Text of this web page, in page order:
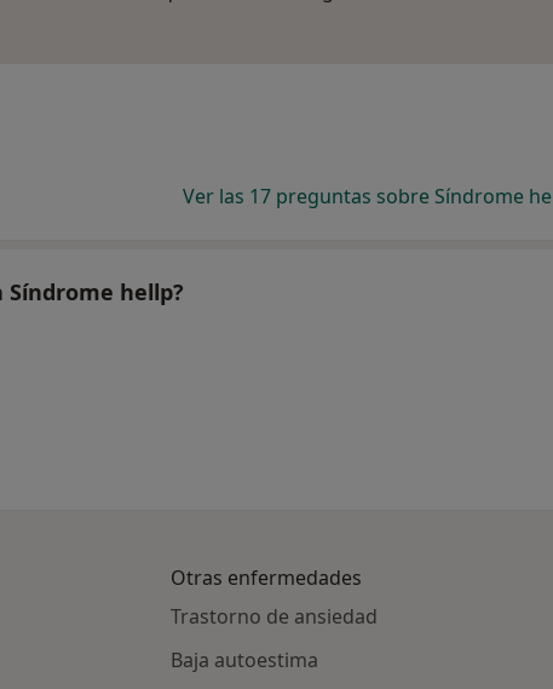
Ver las 17 preguntas sobre Síndrome
hellp?
Otras enfermedades
Trastorno de ansiedad
Baja autoestima